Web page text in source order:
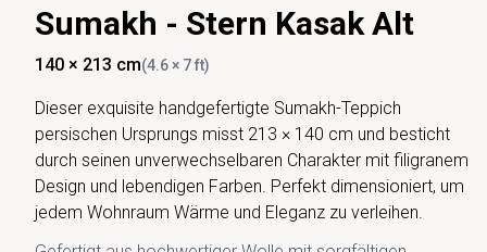
Sumakh - Stern Kasak Alt
140 × 213 cm(4.6 × 7 ft)
Dieser exquisite handgefertigte Sumakh-Teppich
persischen Ursprungs misst 213 × 140 cm und besticht
durch seinen unverwechselbaren Charakter mit filigranem
Design und lebendigen Farben. Perfekt dimensioniert, um
jedem Wohnraum Wärme und Eleganz zu verleihen.